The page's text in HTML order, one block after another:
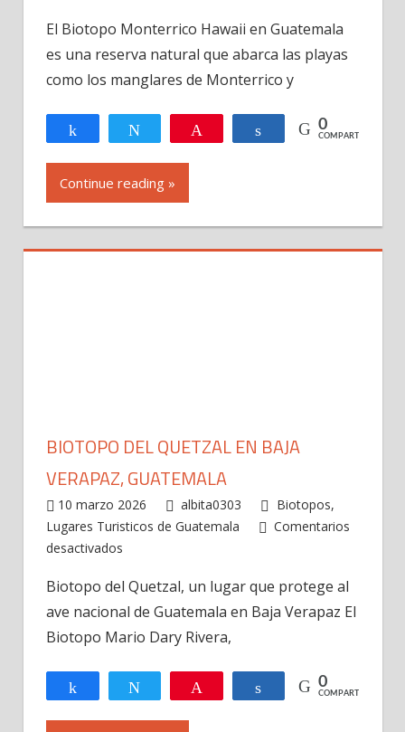
Monterrico
Hawaii
El Biotopo Monterrico Hawaii en Guatemala
es una reserva natural que abarca las playas
como los manglares de Monterrico y
Compartir Twittear Compartir
0
COMPARTIR
Continue reading »
BIOTOPO DEL QUETZAL EN BAJA
VERAPAZ, GUATEMALA
10 marzo 2026 albita0303 Biotopos,
Lugares Turisticos de Guatemala
Comentarios
desactivados
del
Quetzal
en
Verapaz,
Guatemala
Biotopo del Quetzal, un lugar que protege al
ave nacional de Guatemala en Baja Verapaz El
Biotopo Mario Dary Rivera,
Compartir Twittear Compartir
0
COMPARTIR